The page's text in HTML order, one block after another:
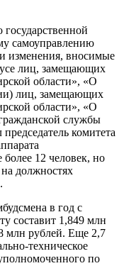
государственной
самоуправлению
изменения, вносимые
лиц, замещающих
области», «О
лиц, замещающих
области», «О
службы
комитета
12 человек, но
должностях
в год с
составит 1,849 млн
млн рублей. Еще 2,7
техническое
по